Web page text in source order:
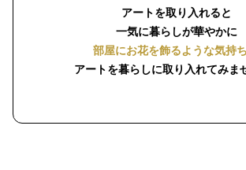
アートを取り入れると
一気に暮らしが華やかに
部屋にお花を飾るような気持ち
アートを暮らしに取り入れてみま